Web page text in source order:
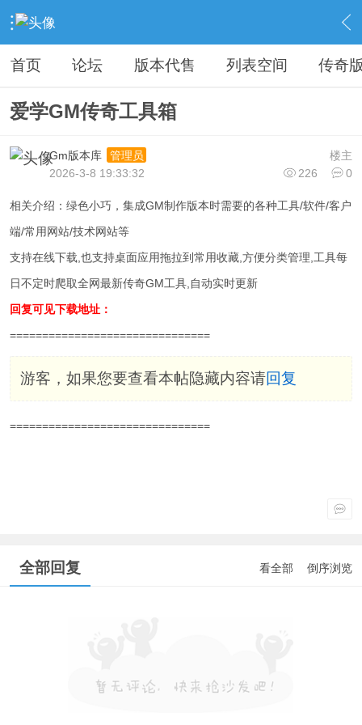
› 传奇私服专区 › 传奇私服工具 › 内容
首页 论坛 版本代售 列表空间 传奇
爱学GM传奇工具箱
楼主
Gm版本库
管理员
226
0
2026-3-8 19:33:32
相关介绍：绿色小巧，集成GM制作版本时需要的各种工具/软件/客户
端/常用网站/技术网站等
支持在线下载,也支持桌面应用拖拉到常用收藏,方便分类管理,工具每
日不定时爬取全网最新传奇GM工具,自动实时更新
回复可见下载地址：
===============================
游客，如果您要查看本帖隐藏内容请回复
===============================
全部回复 看全部 倒序浏览